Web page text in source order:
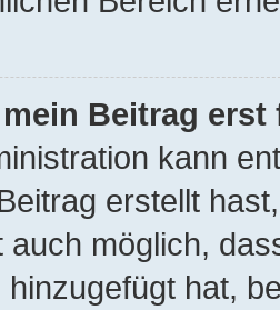
Beitrag
kann
erstellt
auch möglich,
hat,